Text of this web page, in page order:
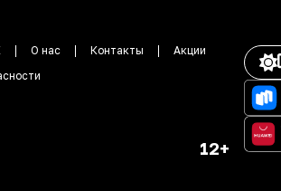
О нас Контакты
Акции
12+